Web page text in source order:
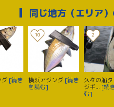
同じ地方（エリア
グ [続き
10
横浜アジング [続き
を読む]
2
久々の船
ジギ... [続
む]